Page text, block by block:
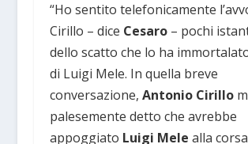
“Ho sentito telefonicamente
Cirillo – dice Cesaro– pochi
dello scatto che lo ha
di Luigi Mele. In quella breve
conversazione, Antonio Cirillo
palesemente detto che avrebbe
appoggiato Luigi Mele alla